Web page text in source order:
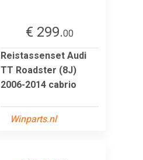
€ 299.00
Reistassenset Audi
TT Roadster (8J)
2006-2014 cabrio
Winparts.nl